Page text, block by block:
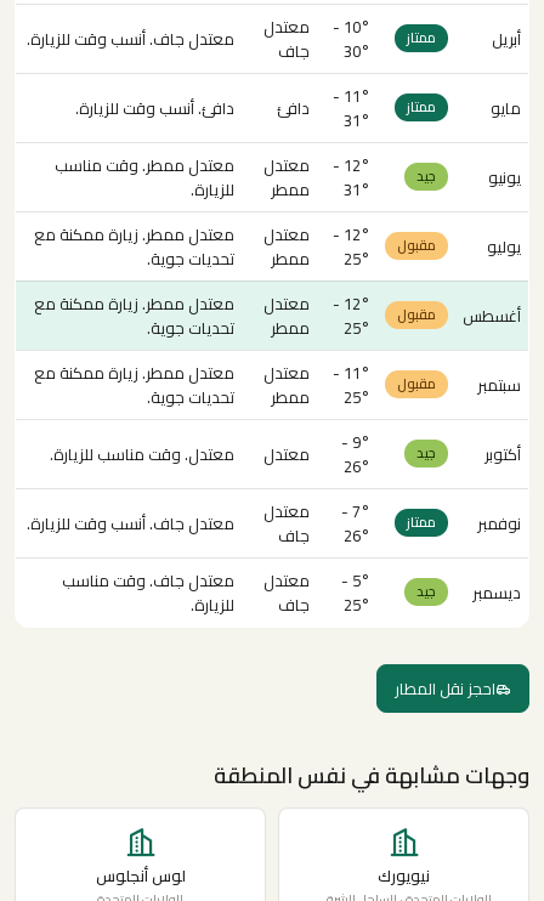
أبريل ممتاز
10° -
30°
معتدل
جاف
معتدل جاف. أنسب وقت للزيارة.
مايو ممتاز
11° -
31°
دافئ دافئ. أنسب وقت للزيارة.
يونيو جيد
12° -
31°
معتدل
ممطر
معتدل ممطر. وقت مناسب
للزيارة.
يوليو
مقبول
12° -
25°
معتدل
ممطر
معتدل ممطر. زيارة ممكنة مع
تحديات جوية.
أغسطس
مقبول
12° -
25°
معتدل
ممطر
معتدل ممطر. زيارة ممكنة مع
تحديات جوية.
سبتمبر
مقبول
11° -
25°
معتدل
ممطر
معتدل ممطر. زيارة ممكنة مع
تحديات جوية.
أكتوبر
جيد
9° -
26°
معتدل معتدل. وقت مناسب للزيارة.
نوفمبر ممتاز
7° -
26°
معتدل
جاف
معتدل جاف. أنسب وقت للزيارة.
ديسمبر جيد
5° -
25°
معتدل
جاف
معتدل جاف. وقت مناسب
للزيارة.
احجز نقل المطار
وجهات مشابهة في نفس المنطقة
نيويورك لوس أنجلوس